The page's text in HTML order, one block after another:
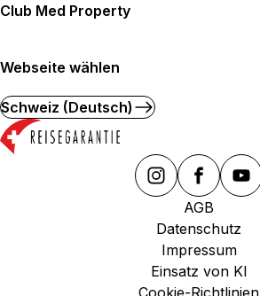
Club Med Property
Webseite wählen
Schweiz (Deutsch)
AGB
Datenschutz
Impressum
Einsatz von KI